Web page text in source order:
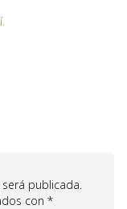
publicada.
con *